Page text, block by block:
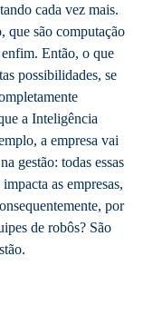
cada vez mais.
que são computação
Então, o que
possibilidades, se
a Inteligência
a empresa vai
gestão: todas essas
as empresas,
por
de robôs? São